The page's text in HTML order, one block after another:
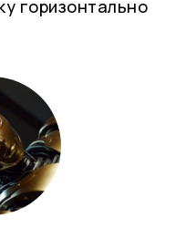
горизонтально